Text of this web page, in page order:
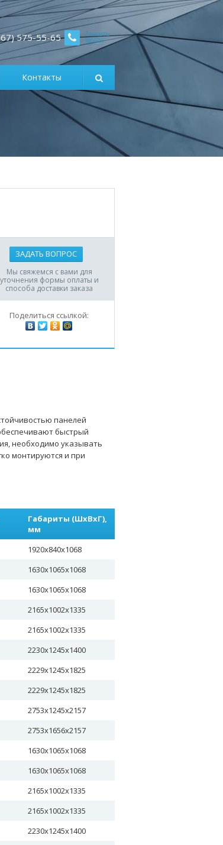
Заказать
звонок
575-55-65
Контакты
ЗАДАТЬ ВОПРОС
Мы свяжемся с вами для
уточнения формы оплаты и
способа доставки заказа
Поделиться ссылкой:
панелей
быстрый
необходимо указывать
монтируются и при
Габариты (ШхВхГ),
мм
1920х840х1068
1630х1065х1068
1630х1065х1068
2165х1002х1335
2165х1002х1335
2230х1245х1400
2229х1245х1825
2229х1245х1825
2753х1245х2157
2753х1656х2157
1630х1065х1068
1630х1065х1068
2165х1002х1335
2165х1002х1335
2230x1245x1400